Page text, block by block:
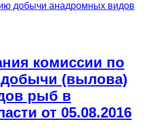
добычи анадромных видов
комиссии по
(вылова)
рыб в
от 05.08.2016